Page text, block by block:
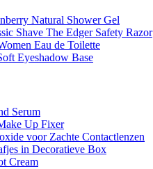
Natural Shower Gel
Shave The Edger Safety Razor
Eau de Toilette
Eyeshadow Base
Serum
Up Fixer
voor Zachte Contactlenzen
in Decoratieve Box
Cream